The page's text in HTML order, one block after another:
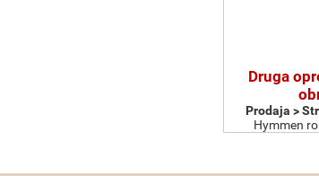
Druga
Prodaja >
Hymmen